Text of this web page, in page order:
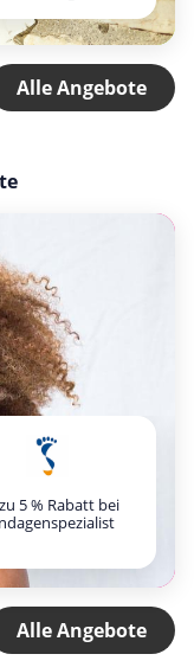
Alle Angebote
5 % Rabatt bei
Alle Angebote